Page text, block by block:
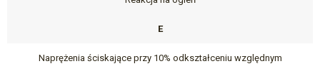
E
Naprężenia ściskające przy 10% odkształceniu względnym